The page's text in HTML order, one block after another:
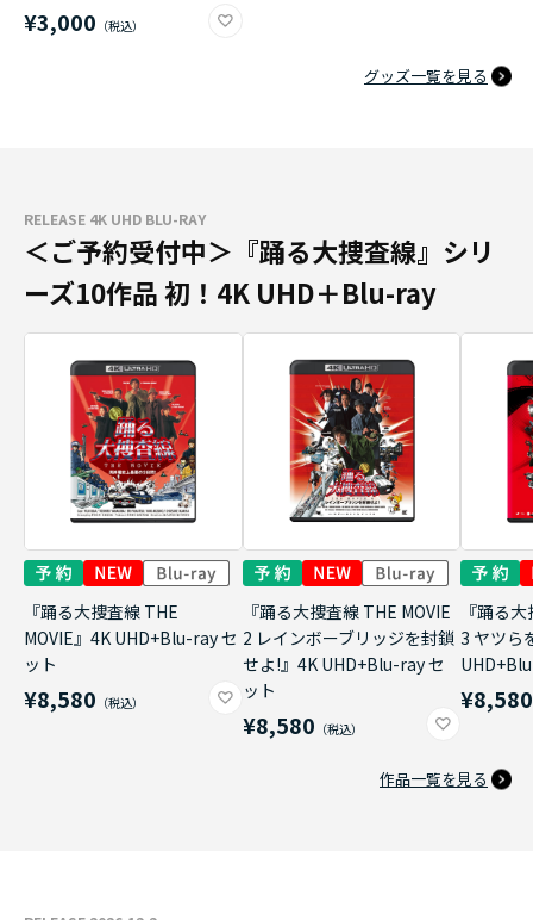
¥3,000
グッズ一覧を見る
RELEASE 4K UHD BLU-RAY
＜ご予約受付中＞『踊る大捜査線』シリ
ーズ10作品 初！4K UHD＋Blu-ray
『踊る大捜査線 THE
MOVIE』4K UHD+Blu-ray セ
ット
¥8,580
『踊る大捜査線 THE MOVIE
2 レインボーブリッジを封鎖
せよ!』4K UHD+Blu-ray セ
ット
¥8,580
『踊る
3 ヤツら
¥8,580
作品一覧を見る